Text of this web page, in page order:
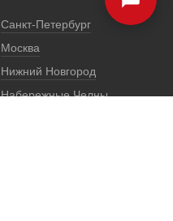
Санкт-Петербург
Москва
Нижний Новгород
Набережные Челны